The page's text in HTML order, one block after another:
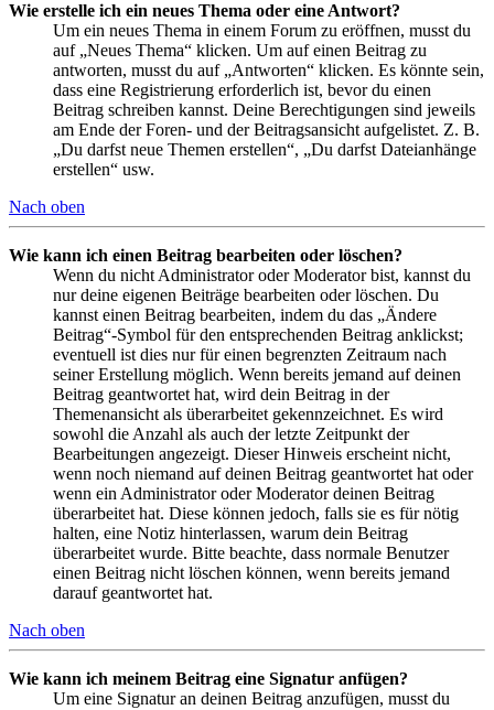
Wie erstelle ich ein neues Thema oder eine Antwort?
Um ein neues Thema in einem Forum zu eröffnen, musst du
auf „Neues Thema“ klicken. Um auf einen Beitrag zu
antworten, musst du auf „Antworten“ klicken. Es könnte sein,
dass eine Registrierung erforderlich ist, bevor du einen
Beitrag schreiben kannst. Deine Berechtigungen sind jeweils
am Ende der Foren- und der Beitragsansicht aufgelistet. Z. B.
„Du darfst neue Themen erstellen“, „Du darfst Dateianhänge
erstellen“ usw.
Nach oben
Wie kann ich einen Beitrag bearbeiten oder löschen?
Wenn du nicht Administrator oder Moderator bist, kannst du
nur deine eigenen Beiträge bearbeiten oder löschen. Du
kannst einen Beitrag bearbeiten, indem du das „Ändere
Beitrag“-Symbol für den entsprechenden Beitrag anklickst;
eventuell ist dies nur für einen begrenzten Zeitraum nach
seiner Erstellung möglich. Wenn bereits jemand auf deinen
Beitrag geantwortet hat, wird dein Beitrag in der
Themenansicht als überarbeitet gekennzeichnet. Es wird
sowohl die Anzahl als auch der letzte Zeitpunkt der
Bearbeitungen angezeigt. Dieser Hinweis erscheint nicht,
wenn noch niemand auf deinen Beitrag geantwortet hat oder
wenn ein Administrator oder Moderator deinen Beitrag
überarbeitet hat. Diese können jedoch, falls sie es für nötig
halten, eine Notiz hinterlassen, warum dein Beitrag
überarbeitet wurde. Bitte beachte, dass normale Benutzer
einen Beitrag nicht löschen können, wenn bereits jemand
darauf geantwortet hat.
Nach oben
Wie kann ich meinem Beitrag eine Signatur anfügen?
Um eine Signatur an deinen Beitrag anzufügen, musst du